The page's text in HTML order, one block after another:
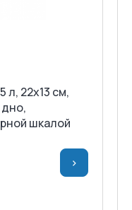
л, 22х13 см,
шкалой
>